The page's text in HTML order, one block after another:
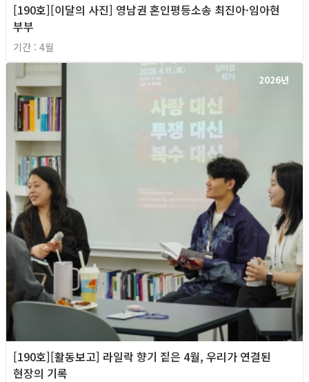
[190호][이달의 사진] 영남권 혼인평등소송 최진아·임아현
부부
기간 : 4월
2026년
[190호][활동보고] 라일락 향기 짙은 4월, 우리가 연결된
현장의 기록